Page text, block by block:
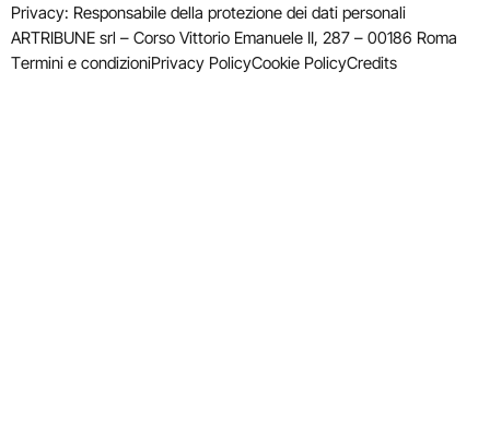
Privacy: Responsabile della protezione dei dati personali
ARTRIBUNE srl – Corso Vittorio Emanuele II, 287 – 00186 Roma
Termini e condizioniPrivacy PolicyCookie PolicyCredits